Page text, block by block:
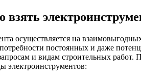
взять
осуществляется на
постоянных и даже
и видам строительных
электроинструментов: